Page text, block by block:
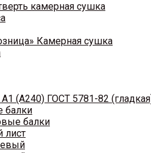
камерная сушка
Камерная сушка
(A240) ГОСТ 5781-82
балки
балки
лист